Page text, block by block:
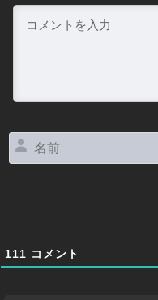
111 コメント